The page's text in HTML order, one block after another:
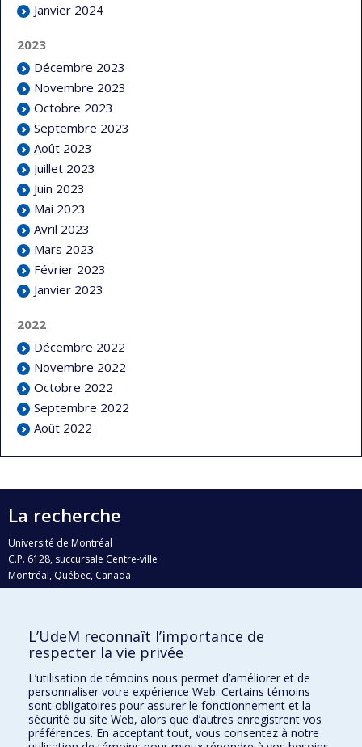
Janvier 2024
2023
Décembre 2023
Novembre 2023
Octobre 2023
Septembre 2023
Août 2023
Juillet 2023
Juin 2023
Mai 2023
Avril 2023
Mars 2023
Février 2023
Janvier 2023
2022
Décembre 2022
Novembre 2022
Octobre 2022
Septembre 2022
Août 2022
La recherche
Université de Montréal
C.P. 6128, succursale Centre-ville
Montréal, Québec, Canada
H3C 3J7
Qui fait quoi?
Nous trouver
Plan du site
Accessibilité
L’UdeM reconnaît l’importance de
respecter la vie privée
L’utilisation de témoins nous permet d’améliorer et de
personnaliser votre expérience Web. Certains témoins
sont obligatoires pour assurer le fonctionnement et la
sécurité du site Web, alors que d’autres enregistrent vos
préférences. En acceptant tout, vous consentez à notre